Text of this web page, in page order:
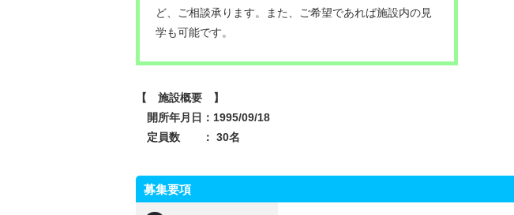
ど、ご相談承ります。また、ご希望であれば施設内の見
学も可能です。
【 施設概要 】
開所年月日：1995/09/18
定員数 ： 30名
募集要項